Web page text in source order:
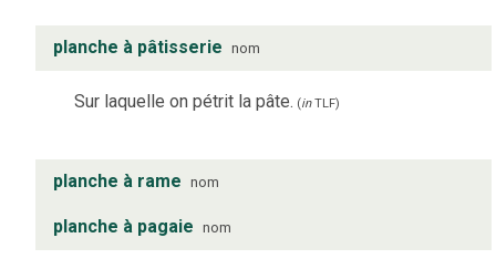
planche à pâtisserie nom
Sur laquelle on pétrit la pâte. (inTLF)
planche à rame nom
planche à pagaie nom